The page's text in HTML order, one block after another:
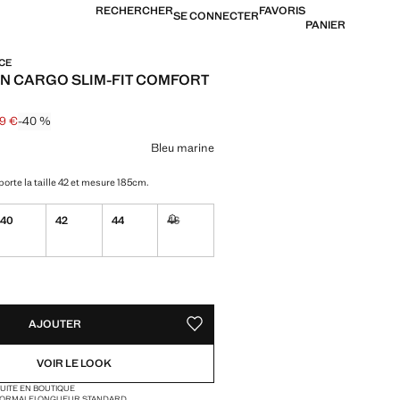
RECHERCHERSE CONNECTERFAVORIS
PANIER
CARGO SLIM-FIT COMFORT
[95,99 € ]
€ ]
€-40 %
couleur
Bleu marine
la taille 42 et mesure 185cm.
40 42 44 46
AJOUTER AJOUTER AUX FAVORIS
VOIR LE LOOK
EN BOUTIQUE